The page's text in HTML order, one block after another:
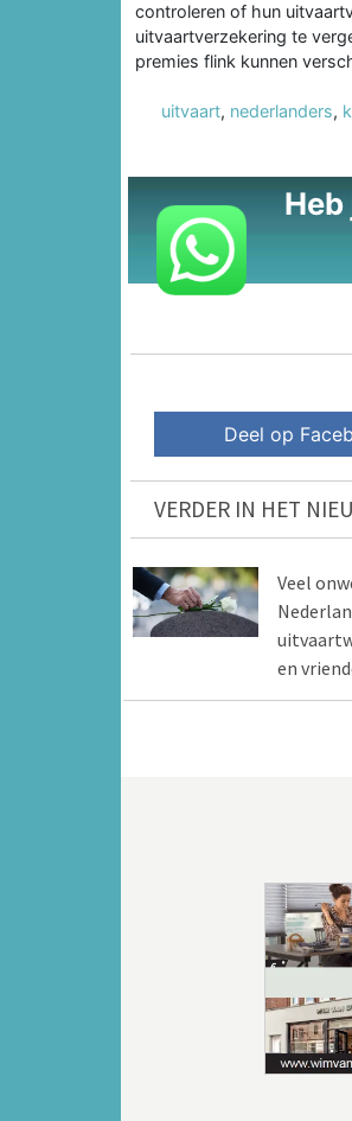
controleren of hun
uitvaartverzekering te
premies flink kunnen
uitvaart, nederlanders,
Deel op
VERDER IN HET
Veel
en